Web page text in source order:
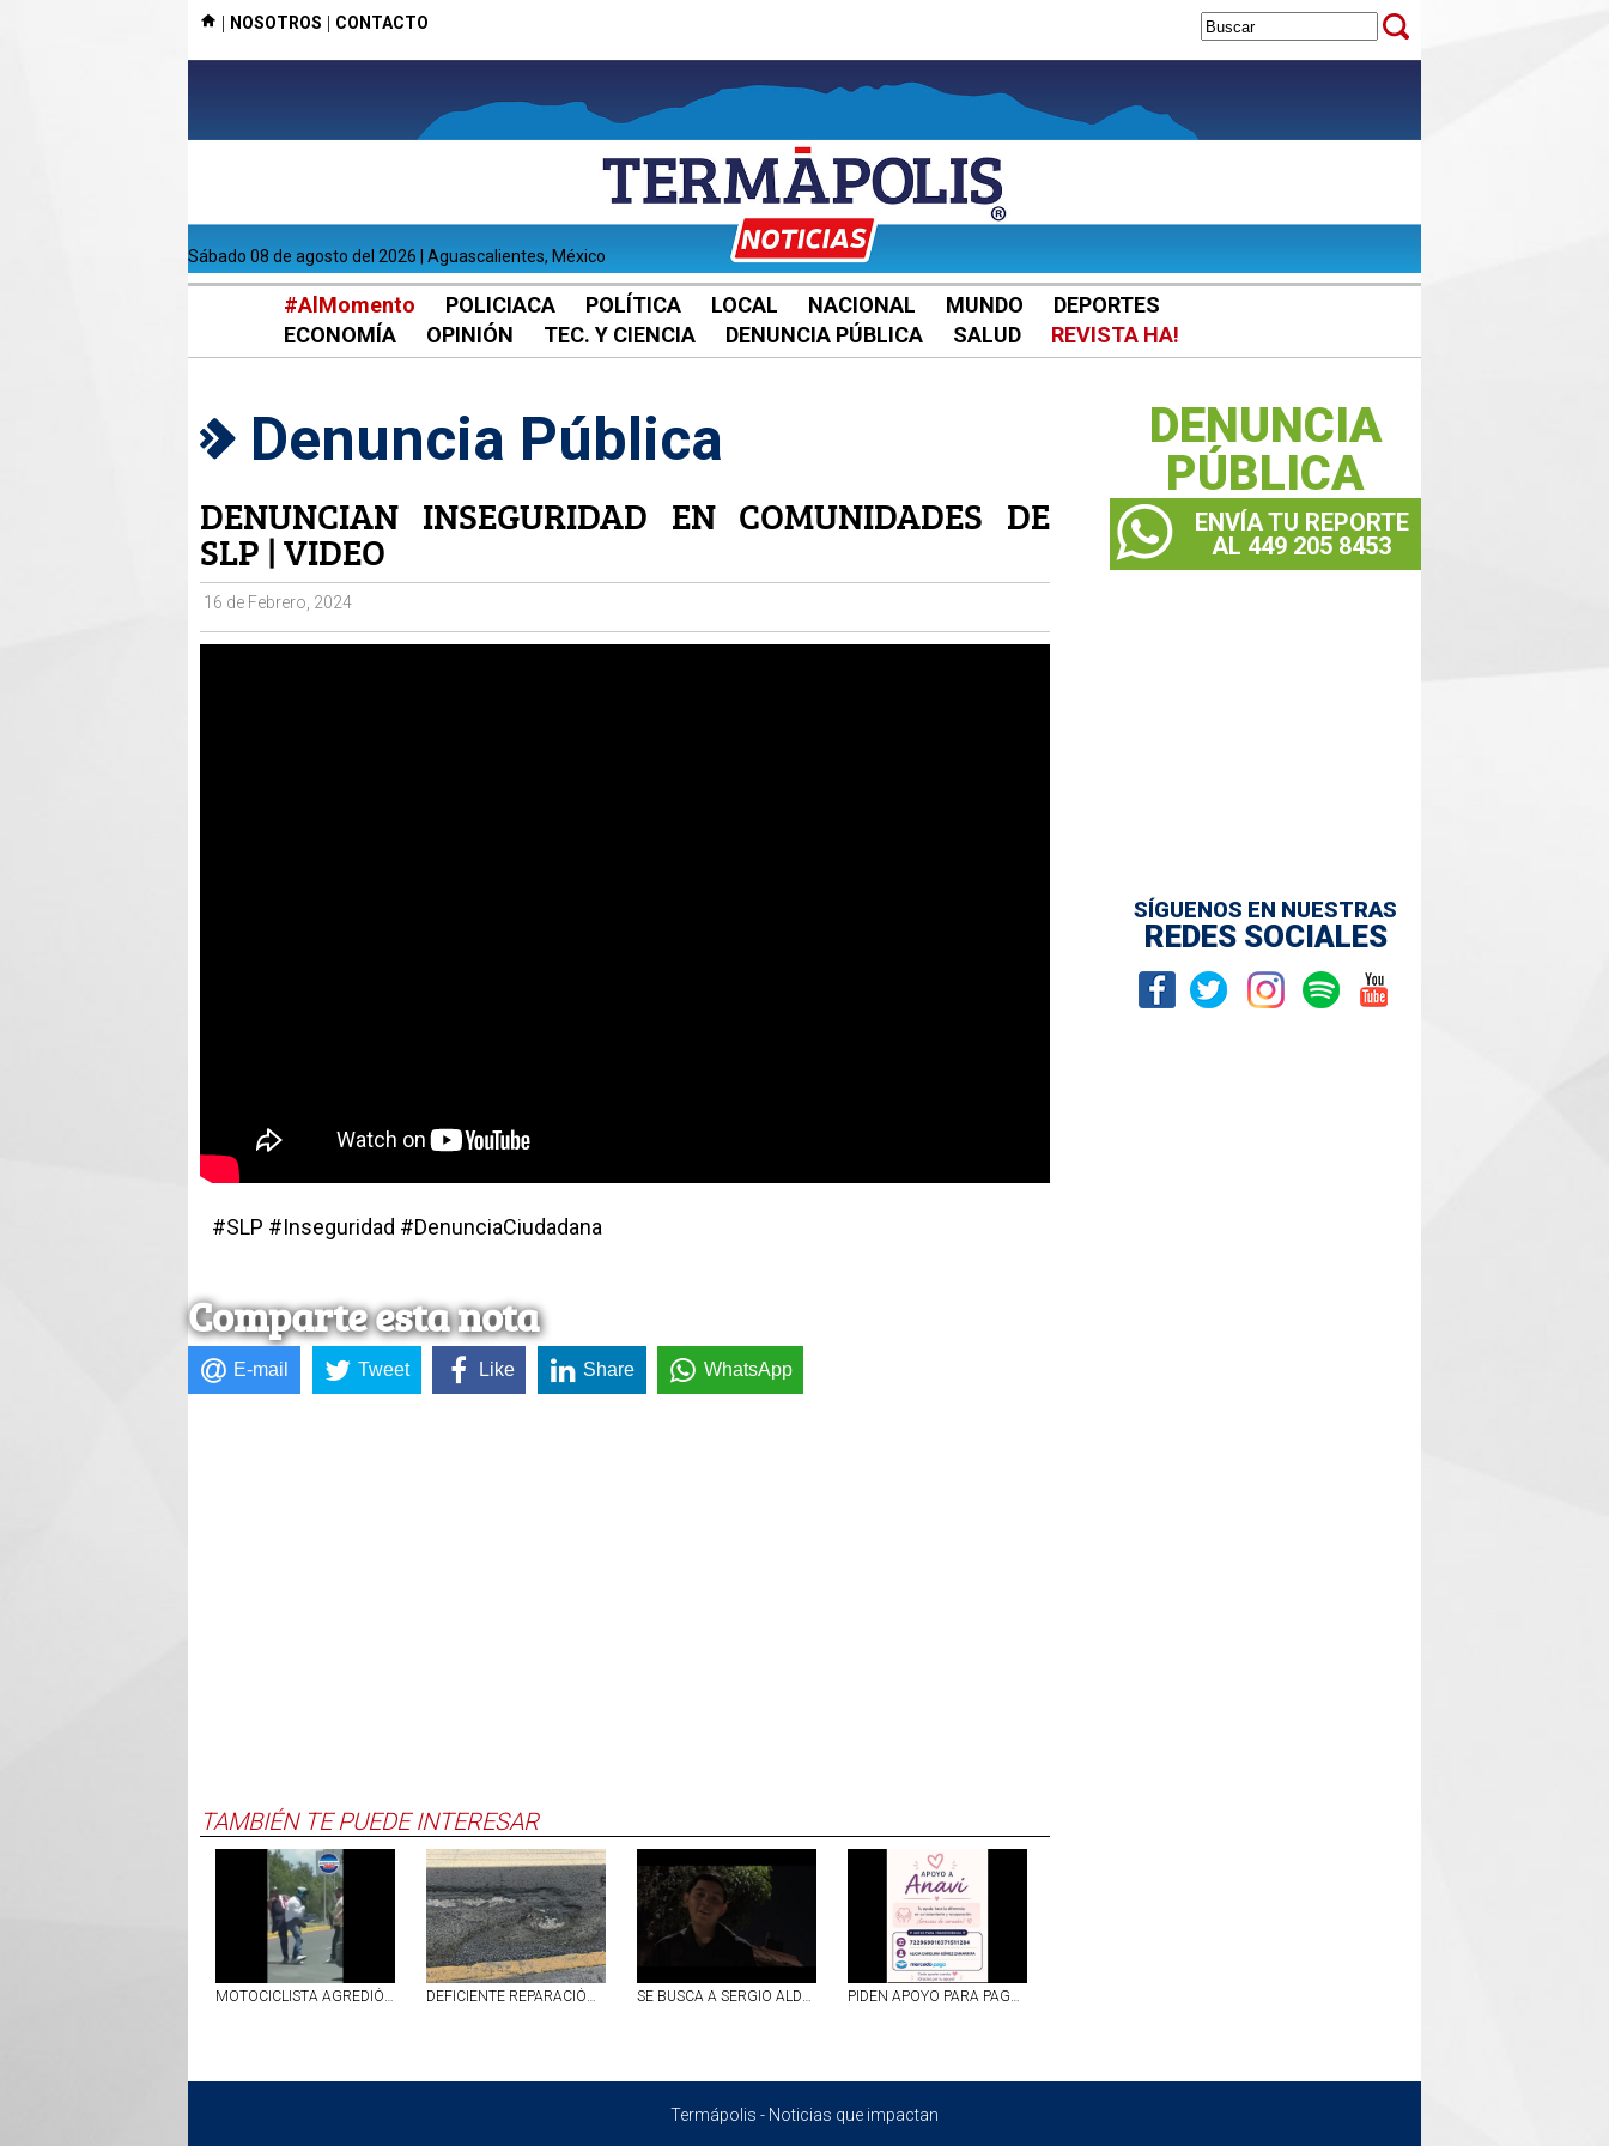
| NOSOTROS | CONTACTO
sábado 08 de agosto del 2026 | Aguascalientes, México
#AlMomento POLICIACA POLÍTICA LOCAL NACIONAL MUNDO
DEPORTES
ECONOMÍA
OPINIÓN TEC. Y CIENCIA DENUNCIA PÚBLICA SALUD REVISTA HA!
Denuncia Pública
DENUNCIAN INSEGURIDAD EN COMUNIDADES DE
SLP | VIDEO
16 de Febrero, 2024
#SLP #Inseguridad #DenunciaCiudadana
Comparte esta nota
E-mail Tweet Like Share WhatsApp
TAMBIÉN TE PUEDE INTERESAR
MOTOCICLISTA AGREDIÓ A UNOS ABUELITOS EN JESÚS MARÍA Y TERMINÓ SIENDO GOLPEADO | VIDEO DEFICIENTE REPARACIÓN DE BACHE EN CALLE LÓPEZ VELARDE EN EL PRIMER CUADRO DE AGUASCALIENTES SE BUSCA A SERGIO ALDAIR LÓPEZ GARCÍA DE 16 AÑOS, DESAPARECIDO EN JALISCO PIDEN APOYO PARA PAGAR GASTOS MÉDICOS DE UNA PEQUEÑA QUE SUFRIÓ UN DERRAME CEREBRAL
DENUNCIA
PÚBLICA
ENVÍA TU REPORTE
AL 449 205 8453
SÍGUENOS EN NUESTRAS
REDES SOCIALES
Termápolis - Noticias que impactan